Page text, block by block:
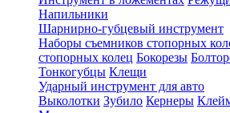
Напильники
Шарнирно-губцевый инструмент
Наборы съемников стопорных
стопорных колец Бокорезы
Тонкогубцы Клещи
Ударный инструмент для авто
Выколотки Зубило Кернеры